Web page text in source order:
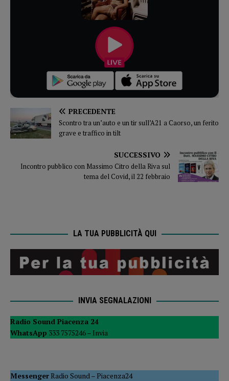
PRECEDENTE
Scontro tra un’auto e un tir sull’A21 a Caorso, un ferito
grave e traffico in tilt
SUCCESSIVO
Incontro pubblico con Massimo Citro della Riva sul
tema del Covid, il 22 febbraio
LA TUA PUBBLICITÀ QUI
INVIA SEGNALAZIONI
Radio Sound Piacenza 24
WhatsApp 333 7575246 – Invia
MessengerRadio Sound–Piacenza24